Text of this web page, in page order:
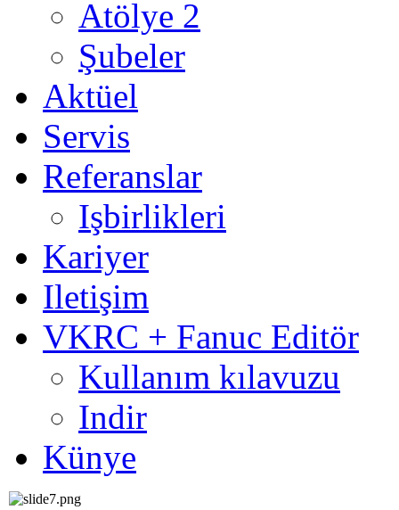
Atölye 2
Şubeler
Aktüel
Servis
Referanslar
Işbirlikleri
Kariyer
Iletişim
VKRC + Fanuc Editör
Kullanım kılavuzu
Indir
Künye